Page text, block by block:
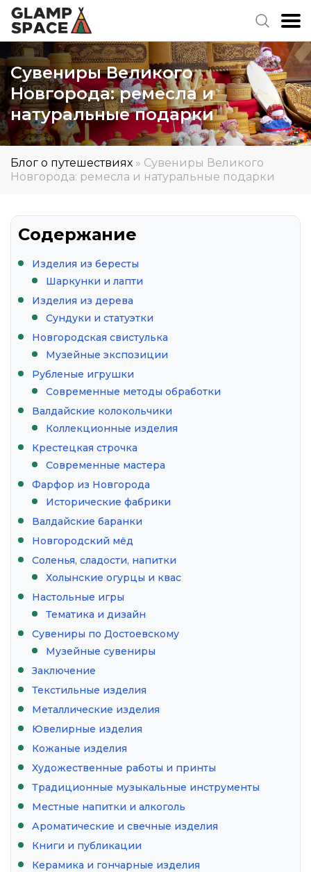
Сувениры Великого
Новгорода: ремесла и
натуральные подарки
Блог о путешествиях » Сувениры Великого
Новгорода: ремесла и натуральные подарки
Содержание
Изделия из бересты
Шаркунки и лапти
Изделия из дерева
Сундуки и статуэтки
Новгородская свистулька
Музейные экспозиции
Рубленые игрушки
Современные методы обработки
Валдайские колокольчики
Коллекционные изделия
Крестецкая строчка
Современные мастера
Фарфор из Новгорода
Исторические фабрики
Валдайские баранки
Новгородский мёд
Соленья, сладости, напитки
Холынские огурцы и квас
Настольные игры
Тематика и дизайн
Сувениры по Достоевскому
Музейные сувениры
Заключение
Текстильные изделия
Металлические изделия
Ювелирные изделия
Кожаные изделия
Художественные работы и принты
Традиционные музыкальные инструменты
Местные напитки и алкоголь
Ароматические и свечные изделия
Книги и публикации
Керамика и гончарные изделия